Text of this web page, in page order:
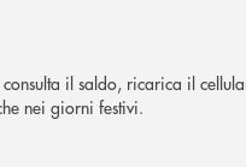
consulta il saldo, ricarica il
nei giorni festivi.